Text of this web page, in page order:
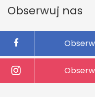
Obserwuj nas